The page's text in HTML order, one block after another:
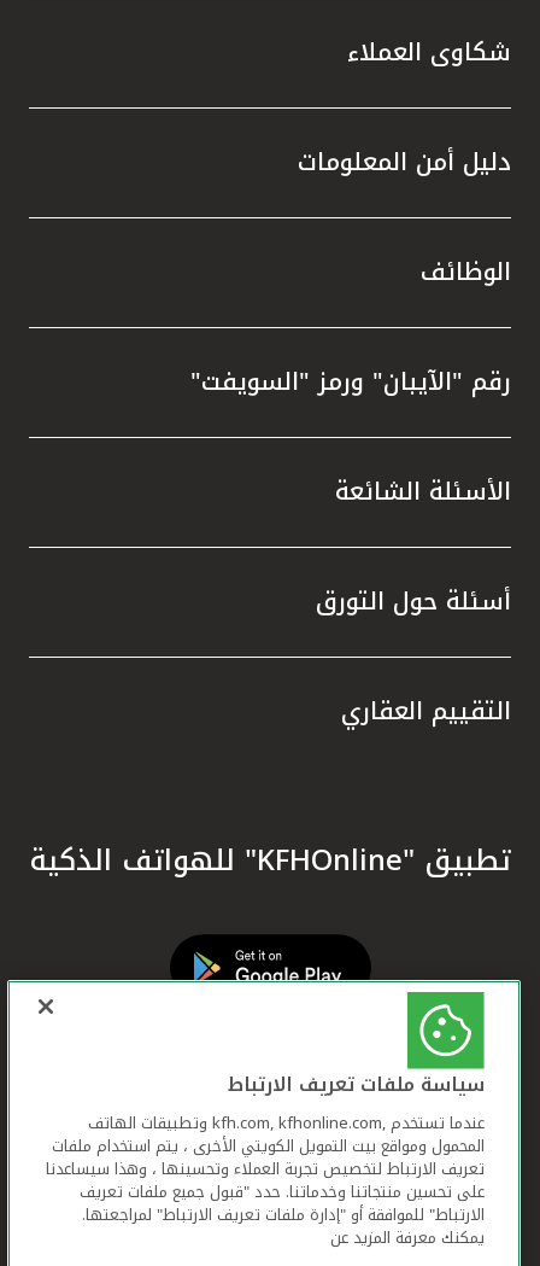
شكاوى العملاء
دليل أمن المعلومات
الوظائف
رقم "الآيبان" ورمز "السويفت"
الأسئلة الشائعة
أسئلة حول التورق
التقييم العقاري
تطبيق "KFHOnline" للهواتف الذكية
سياسة ملفات تعريف الارتباط
عندما تستخدم ,kfh.com, kfhonline.com وتطبيقات الهاتف
المحمول ومواقع بيت التمويل الكويتي الأخرى ، يتم استخدام ملفات
تعريف الارتباط لتخصيص تجربة العملاء وتحسينها ، وهذا سيساعدنا
على تحسين منتجاتنا وخدماتنا. حدد "قبول جميع ملفات تعريف
الارتباط" للموافقة أو "إدارة ملفات تعريف الارتباط" لمراجعتها.
يمكنك معرفة المزيد عن